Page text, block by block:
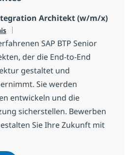
Architekt (w/m/x)
SAP BTP Senior
der die End-to-End
gestaltet und
Sie werden
entwickeln und die
sicherstellen. Bewerben
Sie Ihre Zukunft mit